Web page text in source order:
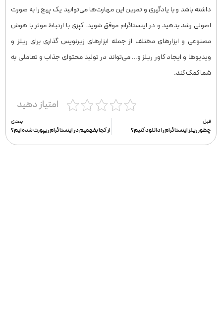
داشته باشد و با یادگیری و تمرین این مهارت‌ها می‌توانید یک پیج را به صورت
اصولی رشد بدهید و در اینستاگرام موفق شوید. کپزی با ارتباط موثر با هوش
مصنوعی و ابزارهای مختلف از جمله ابزارهای زیرنویس گذاری برای ریلز و
ویدیوها و ایجاد کاور ریلز و… می‌تواند در تولید محتوای جذاب و تعاملی به
شما کمک کند.
امتیاز دهید
قبل
چطور ریلز اینستاگرام را دانلود کنیم؟
بعدی
از کجا بفهمیم در اینستاگرام ریپورت شده‌ایم؟